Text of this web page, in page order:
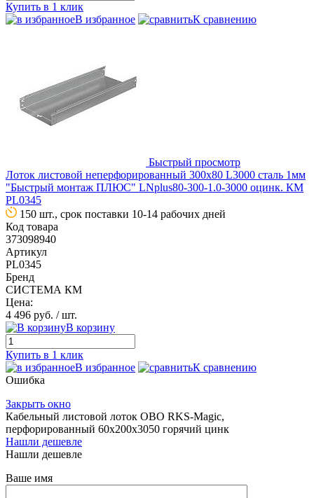
Купить в 1 клик
В избранное
К сравнению
Быстрый просмотр
Лоток листовой неперфорированный 300х80 L3000 сталь 1мм
"Быстрый монтаж ПЛЮС" LNplus80-300-1.0-3000 оцинк. КМ
PL0345
150 шт., срок поставки 10-14 рабочих дней
Код товара
373098940
Артикул
PL0345
Бренд
СИСТЕМА КМ
Цена:
4 496 руб. / шт.
В корзину
Купить в 1 клик
В избранное
К сравнению
Ошибка
Закрыть окно
Кабельный листовой лоток OBO RKS-Magic,
перфорированный 60x200x3050 горячий цинк
Нашли дешевле
Нашли дешевле
Ваше имя